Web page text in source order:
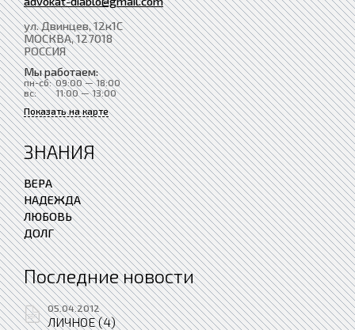
ул. Двинцев, 12к1С
МОСКВА, 127018
РОССИЯ
Мы работаем:
пн-сб: 09:00 — 18:00
вс:
11:00 — 13:00
Показать на карте
ЗНАНИЯ
ВЕРА
НАДЕЖДА
ЛЮБОВЬ
ДОЛГ
Последние новости
05.04.2012
ЛИЧНОЕ (4)